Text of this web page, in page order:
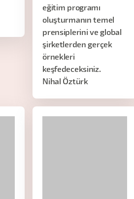
eğitim programı
oluşturmanın temel
prensiplerini ve global
şirketlerden gerçek
örnekleri
keşfedeceksiniz.
Nihal Öztürk